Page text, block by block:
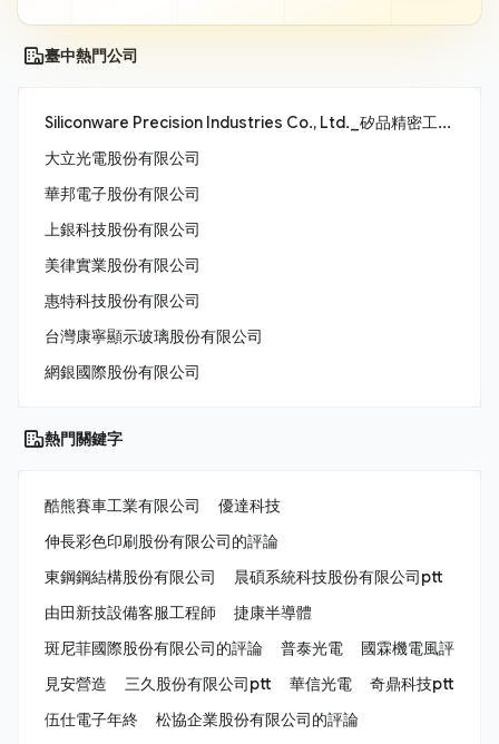
臺中熱門公司
Siliconware Precision Industries Co., Ltd._矽品精密工業股份有限公司
大立光電股份有限公司
華邦電子股份有限公司
上銀科技股份有限公司
美律實業股份有限公司
惠特科技股份有限公司
台灣康寧顯示玻璃股份有限公司
網銀國際股份有限公司
熱門關鍵字
酷熊賽車工業有限公司
優達科技
伸長彩色印刷股份有限公司的評論
東鋼鋼結構股份有限公司
晨碩系統科技股份有限公司ptt
由田新技設備客服工程師
捷康半導體
斑尼菲國際股份有限公司的評論
普泰光電
國霖機電風評
見安營造
三久股份有限公司ptt 華信光電
奇鼎科技ptt
伍仕電子年終
松協企業股份有限公司的評論